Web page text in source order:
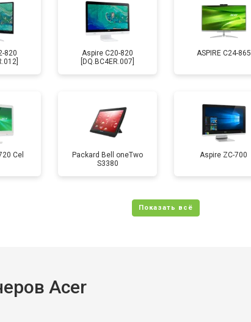
820
Aspire C20-820
[DQ.BC4ER.007]
ASPIRE C24-865
Cel
Packard Bell oneTwo
S3380
Aspire ZC-700
Acer